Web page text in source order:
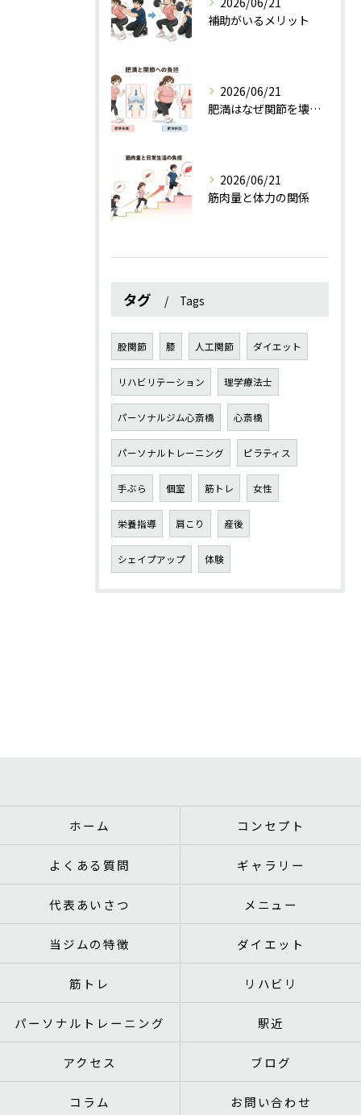
補助がいるメリット
2026/06/21
肥満はなぜ関節を壊すのか？
2026/06/21
筋肉量と体力の関係
タグ Tags
股関節 膝 人工関節 ダイエット
リハビリテーション 理学療法士
パーソナルジム心斎橋 心斎橋
パーソナルトレーニング ピラティス
手ぶら 個室 筋トレ 女性
栄養指導 肩こり 産後
シェイプアップ 体験
ホーム コンセプト
よくある質問 ギャラリー
代表あいさつ メニュー
当ジムの特徴 ダイエット
筋トレ リハビリ
パーソナルトレーニング 駅近
アクセス ブログ
コラム お問い合わせ